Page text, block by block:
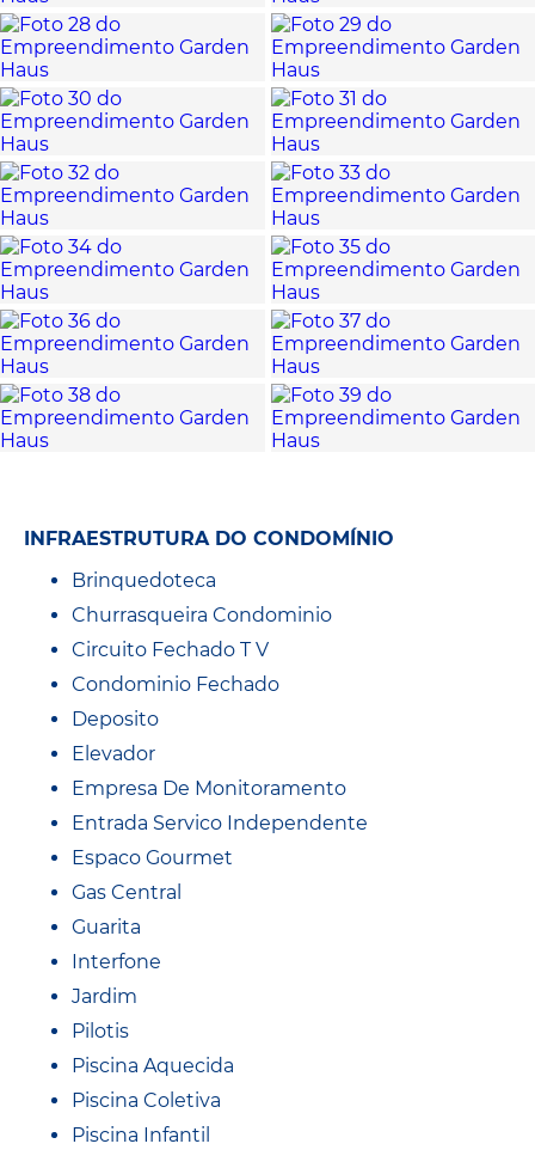
INFRAESTRUTURA DO CONDOMÍNIO
Brinquedoteca
Churrasqueira Condominio
Circuito Fechado T V
Condominio Fechado
Deposito
Elevador
Empresa De Monitoramento
Entrada Servico Independente
Espaco Gourmet
Gas Central
Guarita
Interfone
Jardim
Pilotis
Piscina Aquecida
Piscina Coletiva
Piscina Infantil